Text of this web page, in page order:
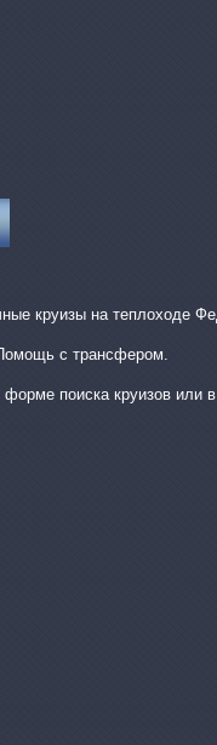
круизы на теплоходе
с трансфером.
поиска круизов или